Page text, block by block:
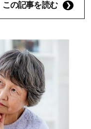
この記事を読む